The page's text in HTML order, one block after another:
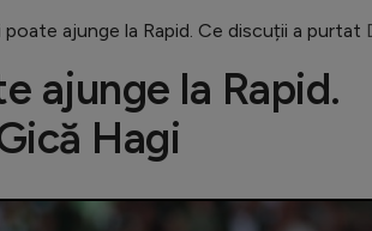
ajunge la Rapid. Ce discuții a purtat
ajunge la Rapid.
Hagi